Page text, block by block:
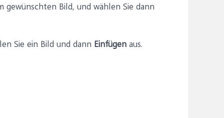
Bild, und wählen Sie dann
Sie ein Bild und dann Einfügen aus.